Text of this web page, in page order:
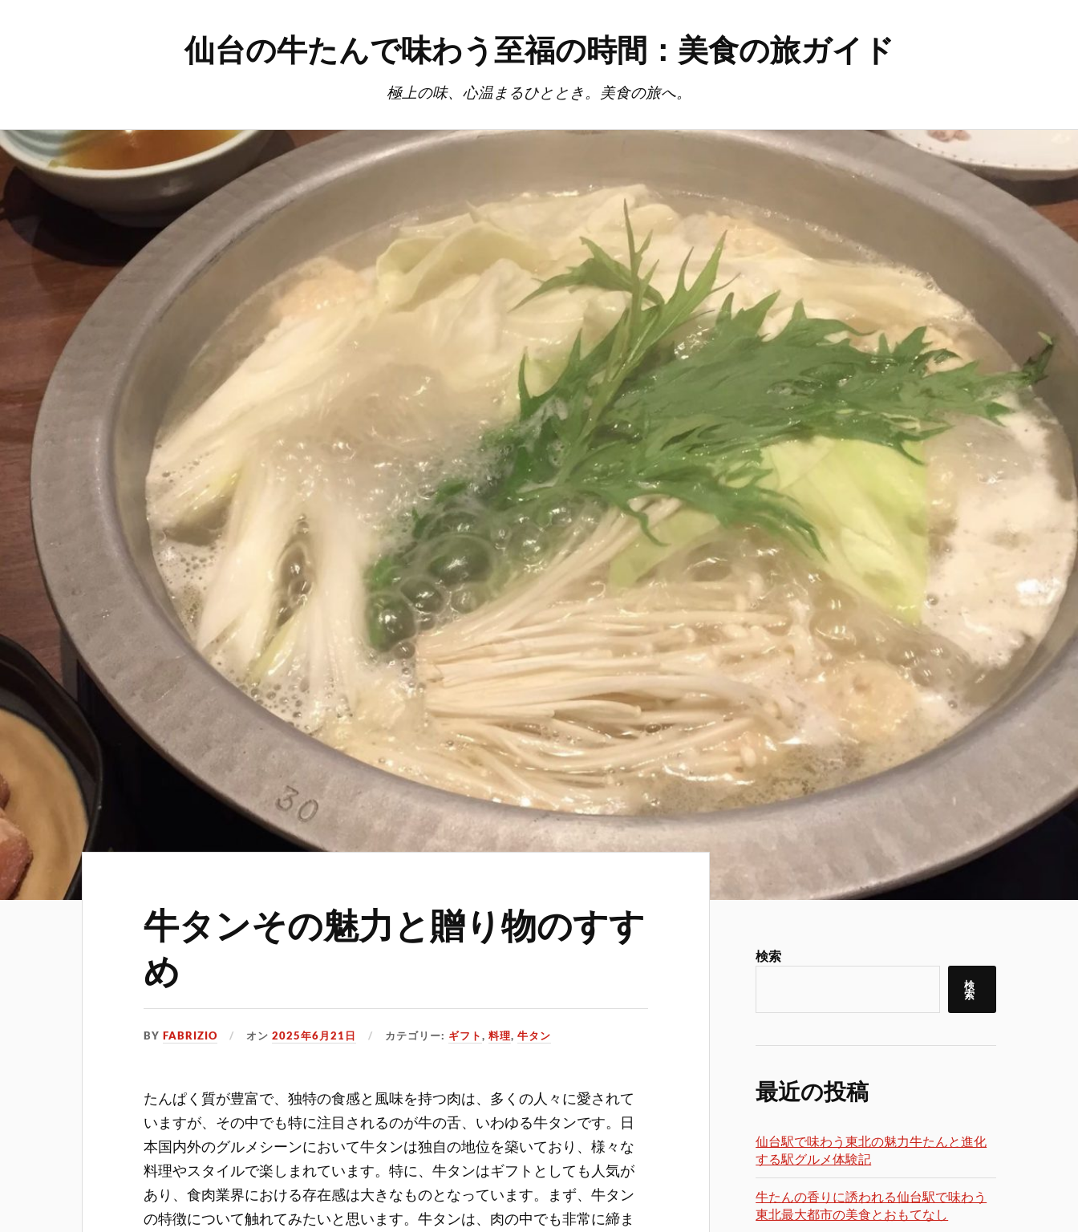
仙台の牛たんで味わう至福の時間：美食の旅ガイド
極上の味、心温まるひととき。美食の旅へ。
牛タンその魅力と贈り物のすす
め
BYFABRIZIO オン2025年6月21日 カテゴリー: ギフト,料理,牛タン
たんぱく質が豊富で、独特の食感と風味を持つ肉は、多くの人々に愛されて
いますが、その中でも特に注目されるのが牛の舌、いわゆる牛タンです。 日
本国内外のグルメシーンにおいて牛タンは独自の地位を築いており、様々な
料理やスタイルで楽しまれています。特に、牛タンはギフトとしても人気が
あり、食肉業界における存在感は大きなものとなっています。まず、牛タン
の特徴について触れてみたいと思います。牛タンは、肉の中でも非常に締ま
検索
検
索
最近の投稿
仙台駅で味わう東北の魅力牛たんと進化
する駅グルメ体験記
牛たんの香りに誘われる仙台駅で味わう
東北最大都市の美食とおもてなし